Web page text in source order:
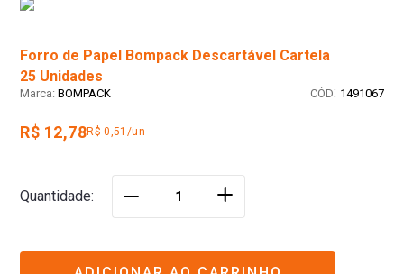
Forro de Papel Bompack Descartável Cartela
25 Unidades
BOMPACK : 1491067
R$ 12,78R$ 0,51/un
Quantidade ＋